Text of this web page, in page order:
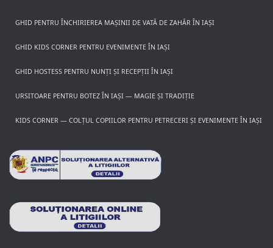
GHID PENTRU ÎNCHIRIEREA MAȘINII DE VATĂ DE ZAHĂR ÎN IAȘI
GHID KIDS CORNER PENTRU EVENIMENTE ÎN IAȘI
GHID HOSTESS PENTRU NUNȚI ȘI RECEPȚII ÎN IAȘI
URSITOARE PENTRU BOTEZ ÎN IAȘI — MAGIE ȘI TRADIȚIE
KIDS CORNER — COLȚUL COPIILOR PENTRU PETRECERI ȘI EVENIMENTE ÎN IAȘI